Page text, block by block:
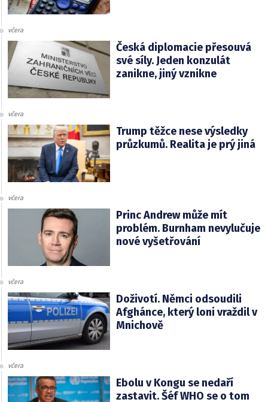
včera
Česká diplomacie přesouvá
své síly. Jeden konzulát
zanikne, jiný vznikne
včera
Trump těžce nese výsledky
průzkumů. Realita je prý jiná
včera
Princ Andrew může mít
problém. Burnham nevylučuje
nové vyšetřování
včera
Doživotí. Němci odsoudili
Afghánce, který loni vraždil v
Mnichově
včera
Ebolu v Kongu se nedaří
zastavit. Šéf WHO se o tom